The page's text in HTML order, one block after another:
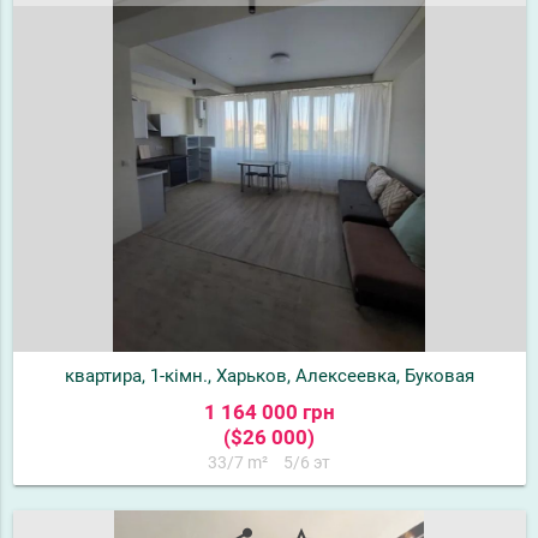
квартира, 1-кімн., Харьков, Алексеевка, Буковая
1 164 000 грн
($26 000)
33/7 m² 5/6 эт